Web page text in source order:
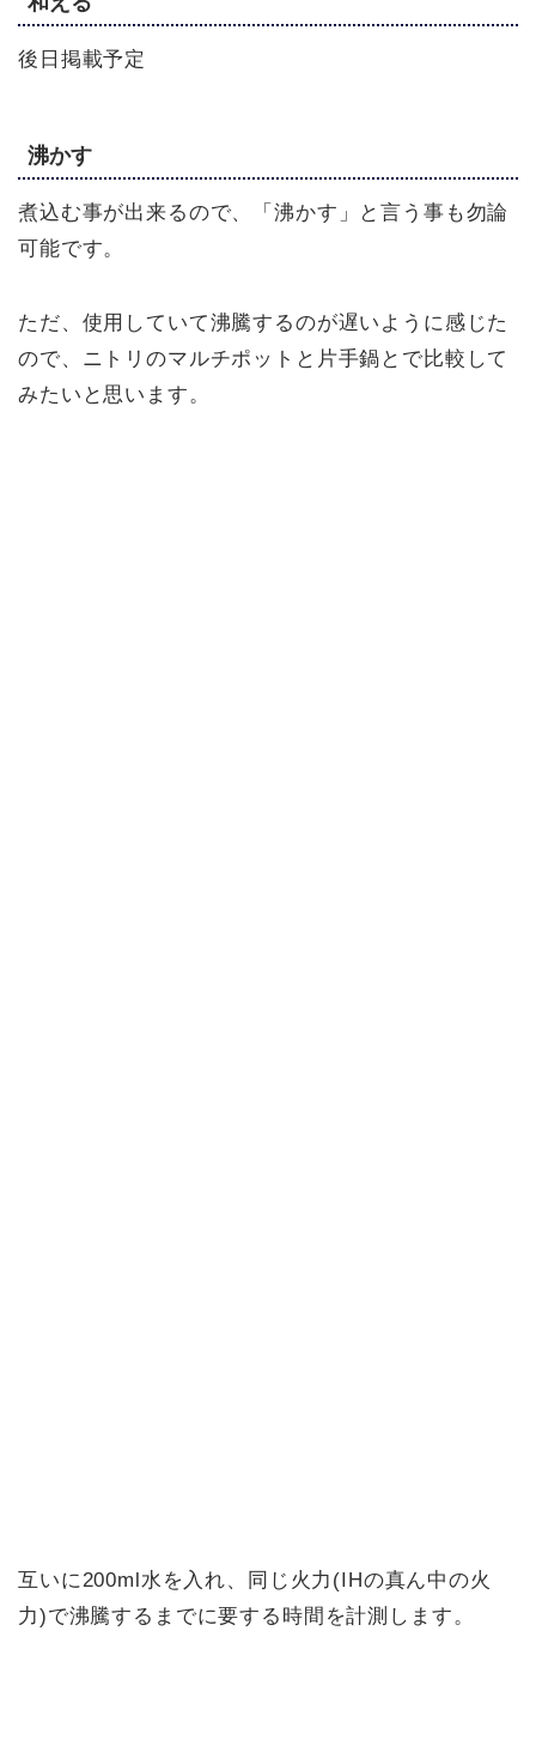
後日掲載予定
沸かす
煮込む事が出来るので、「沸かす」と言う事も勿論
可能です。
ただ、使用していて沸騰するのが遅いように感じた
ので、ニトリのマルチポットと片手鍋とで比較して
みたいと思います。
互いに200ml水を入れ、同じ火力(IHの真ん中の火
力)で沸騰するまでに要する時間を計測します。